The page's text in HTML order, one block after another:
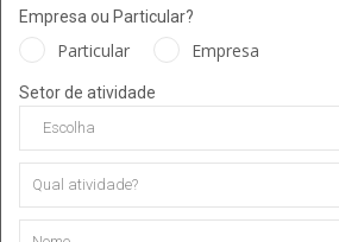
Empresa ou Particular?
Particular Empresa
Setor de atividade